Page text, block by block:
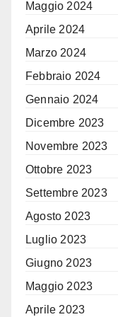
Maggio 2024
Aprile 2024
Marzo 2024
Febbraio 2024
Gennaio 2024
Dicembre 2023
Novembre 2023
Ottobre 2023
Settembre 2023
Agosto 2023
Luglio 2023
Giugno 2023
Maggio 2023
Aprile 2023